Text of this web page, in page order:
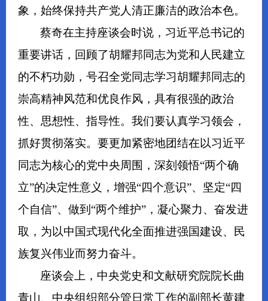
象，始终保持共产党人清正廉洁的政治本色。
蔡奇在主持座谈会时说，习近平总书记的
重要讲话，回顾了胡耀邦同志为党和人民建立
的不朽功勋，号召全党同志学习胡耀邦同志的
崇高精神风范和优良作风，具有很强的政治
性、思想性、指导性。我们要认真学习领会，
抓好贯彻落实。要更加紧密地团结在以习近平
同志为核心的党中央周围，深刻领悟“两个确
立”的决定性意义，增强“四个意识”、坚定“四
个自信”、做到“两个维护”，凝心聚力、奋发进
取，为以中国式现代化全面推进强国建设、民
族复兴伟业而努力奋斗。
座谈会上，中央党史和文献研究院院长曲
青山、中央组织部分管日常工作的副部长黄建